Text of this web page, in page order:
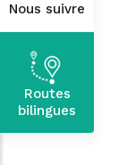
Nous suivre
Routes
bilingues